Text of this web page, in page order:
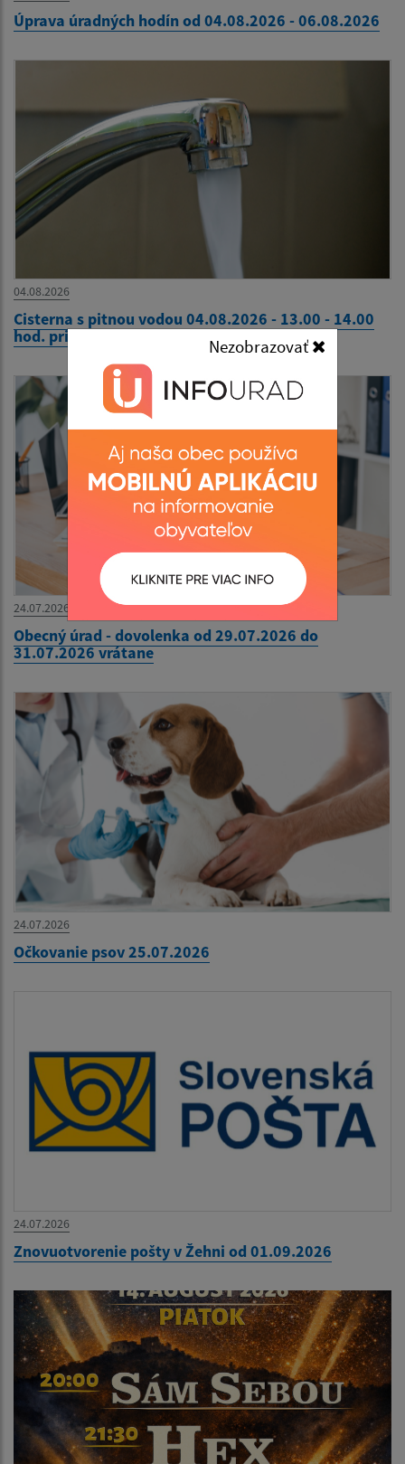
Nezobrazovať
Úprava úradných hodín od 04.08.2026 - 06.08.2026
04.08.2026
Cisterna s pitnou vodou 04.08.2026 - 13.00 - 14.00
hod. pri Komunitnom centre
24.07.2026
Obecný úrad - dovolenka od 29.07.2026 do
31.07.2026 vrátane
24.07.2026
Očkovanie psov 25.07.2026
24.07.2026
Znovuotvorenie pošty v Žehni od 01.09.2026